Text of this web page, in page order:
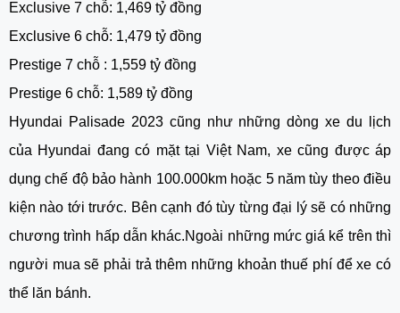
Exclusive 7 chỗ: 1,469 tỷ đồng
Exclusive 6 chỗ: 1,479 tỷ đồng
Prestige 7 chỗ : 1,559 tỷ đồng
Prestige 6 chỗ: 1,589 tỷ đồng
Hyundai Palisade 2023 cũng như những dòng xe du lịch
của Hyundai đang có mặt tại Việt Nam, xe cũng được áp
dụng chế độ bảo hành 100.000km hoặc 5 năm tùy theo điều
kiện nào tới trước. Bên cạnh đó tùy từng đại lý sẽ có những
chương trình hấp dẫn khác.Ngoài những mức giá kể trên thì
người mua sẽ phải trả thêm những khoản thuế phí để xe có
thể lăn bánh.